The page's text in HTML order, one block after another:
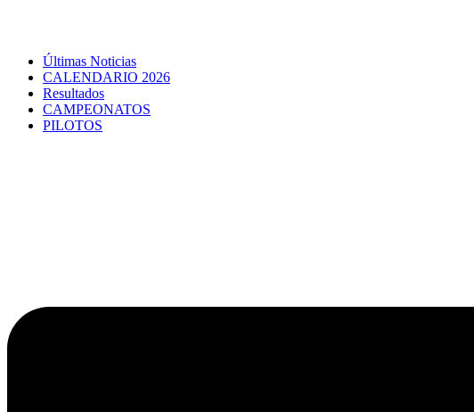
Últimas Noticias
CALENDARIO 2026
Resultados
CAMPEONATOS
PILOTOS